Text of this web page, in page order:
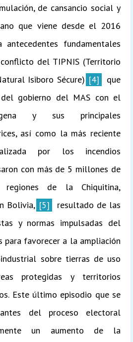
de cansancio social y
que viene desde el 2016
antecedentes fundamentales
del TIPNIS (Territorio
Isiboro Sécure) [4]
que
gobierno del MAS con el
y sus principales
así como la más reciente
por los incendios
con más de 5 millones de
de la Chiquitina,
Bolivia, [5]
resultado de las
y normas impulsadas del
para favorecer a la ampliación
sobre tierras de uso
protegidas y territorios
Este último episodio que se
del proceso electoral
un aumento de la